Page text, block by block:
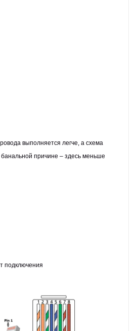
выполняется легче, а схема
причине – здесь меньше
подключения